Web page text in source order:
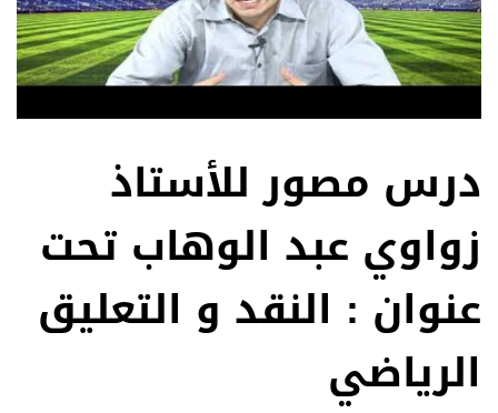
درس مصور للأستاذ
زواوي عبد الوهاب تحت
عنوان : النقد و التعليق
الرياضي